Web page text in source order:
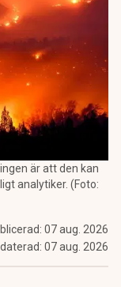
är att den kan
analytiker. (Foto:
07 aug. 2026
07 aug. 2026